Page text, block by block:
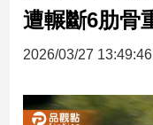
財
新
產
遭輾斷6肋骨
2026/03/27 13:49:46